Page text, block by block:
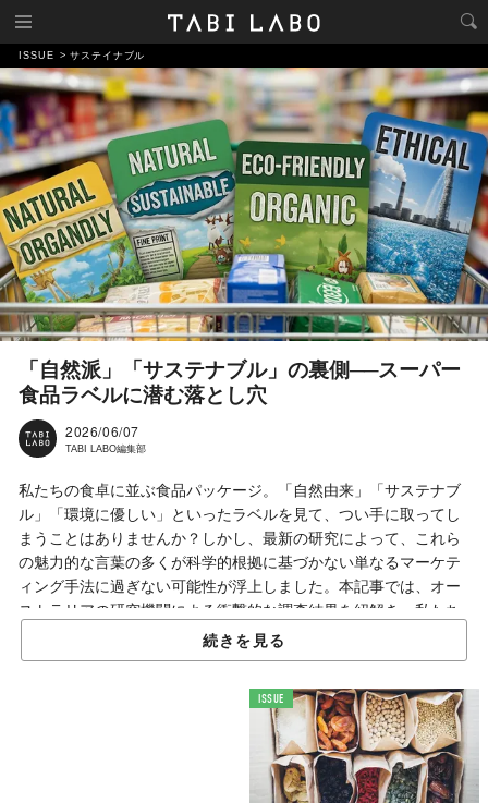
ISSUE サステイナブル
「自然派」「サステナブル」の裏側──スーパー
食品ラベルに潜む落とし穴
2026/06/07
TABI LABO編集部
私たちの食卓に並ぶ食品パッケージ。「自然由来」「サステナブ
ル」「環境に優しい」といったラベルを見て、つい手に取ってし
まうことはありませんか？しかし、最新の研究によって、これら
の魅力的な言葉の多くが科学的根拠に基づかない単なるマーケテ
ィング手法に過ぎない可能性が浮上しました。本記事では、オー
ストラリアの研究機関による衝撃的な調査結果を紐解き、私たち
が賢く買い物をするために知っておくべき真実を解説します。
食品ラベルの「自然」という言葉に隠された実態
2万7000製品の大規模調査が暴いた事実
続きを見る
ISSUE